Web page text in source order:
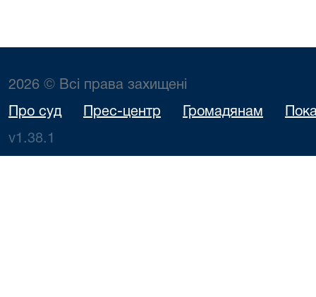
2026 © Всі права захищені
Про суд Прес-центр Громадянам
v1.38.1